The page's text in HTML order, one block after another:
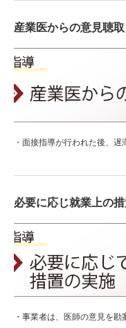
産業医からの意見聴取
・面接指導が行われた後、遅
必要に応じ就業上の
・事業者は、医師の意見を